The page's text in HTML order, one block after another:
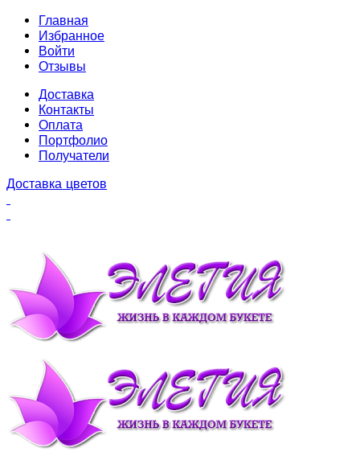
Главная
Избранное
Войти
Отзывы
Доставка
Контакты
Оплата
Портфолио
Получатели
Доставка цветов